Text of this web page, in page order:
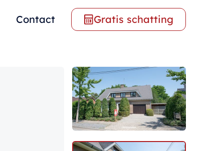
Contact Gratis schatting